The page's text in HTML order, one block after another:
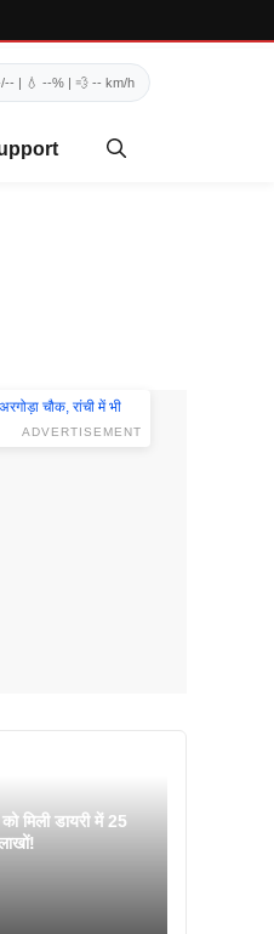
| 💧 --% | 💨 -- km/h
ADVERTISEMENT
डायरी में 25